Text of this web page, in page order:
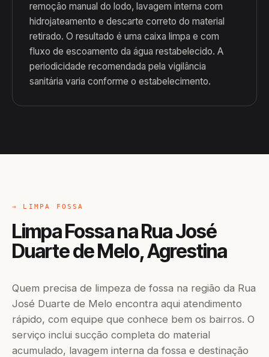
remoção manual do lodo, lavagem interna com
hidrojateamento e descarte correto do material
retirado. O resultado é uma caixa limpa e com
fluxo de escoamento da água restabelecido. A
periodicidade recomendada pela vigilância
sanitária varia conforme o estabelecimento.
→ LIMPA FOSSA
Limpa Fossa na Rua José
Duarte de Melo, Agrestina
Quem precisa de limpeza de fossa na região da Rua
José Duarte de Melo encontra aqui atendimento
rápido, com equipe que conhece bem os bairros. O
serviço inclui sucção completa do material
acumulado, lavagem interna da fossa e destinação